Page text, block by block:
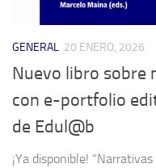
GENERAL 20 ENERO, 2026
Nuevo libro sobre
con e-portfolio
de Edul@b
¡Ya disponible!